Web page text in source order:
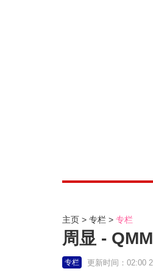
主页 专栏 专栏
周显 -
专栏 更新时间：02:00